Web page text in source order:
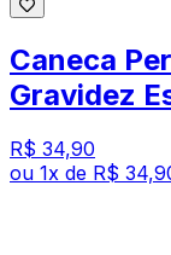
Caneca
Gravidez
R$ 34,90
ou 1x de R$